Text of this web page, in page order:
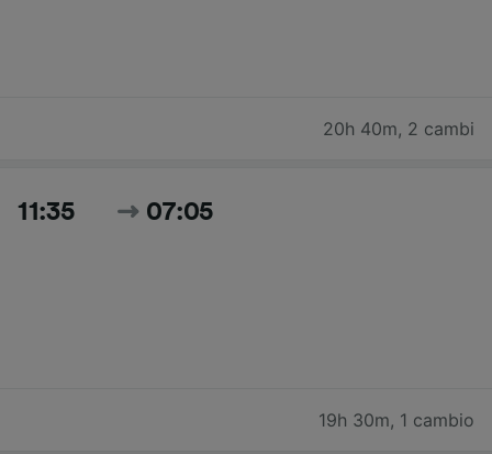
20h 40m, 2 cambi
11:35 07:05
19h 30m, 1 cambio